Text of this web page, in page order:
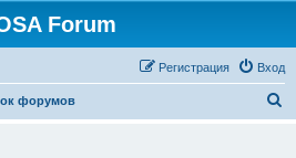
Forum
Вход
Регистрация
форумов